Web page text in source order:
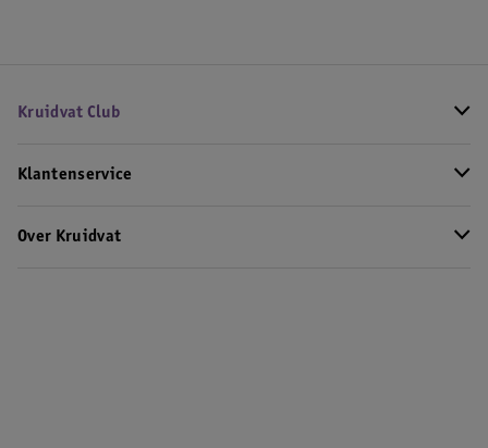
Kruidvat Club
Klantenservice
Over Kruidvat